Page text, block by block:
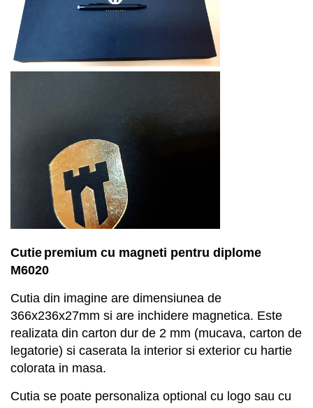
Cutie premium cu magneti pentru diplome
M6020
Cutia din imagine are dimensiunea de
366x236x27mm si are inchidere magnetica. Este
realizata din carton dur de 2 mm (mucava, carton de
legatorie) si caserata la interior si exterior cu hartie
colorata in masa.
Cutia se poate personaliza optional cu logo sau cu